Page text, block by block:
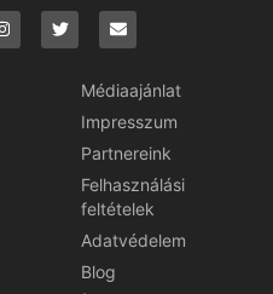
Médiaajánlat
Impresszum
Partnereink
Felhasználási
feltételek
Adatvédelem
Blog